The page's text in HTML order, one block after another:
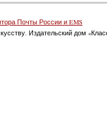
Почты России и EMS
Издательский дом